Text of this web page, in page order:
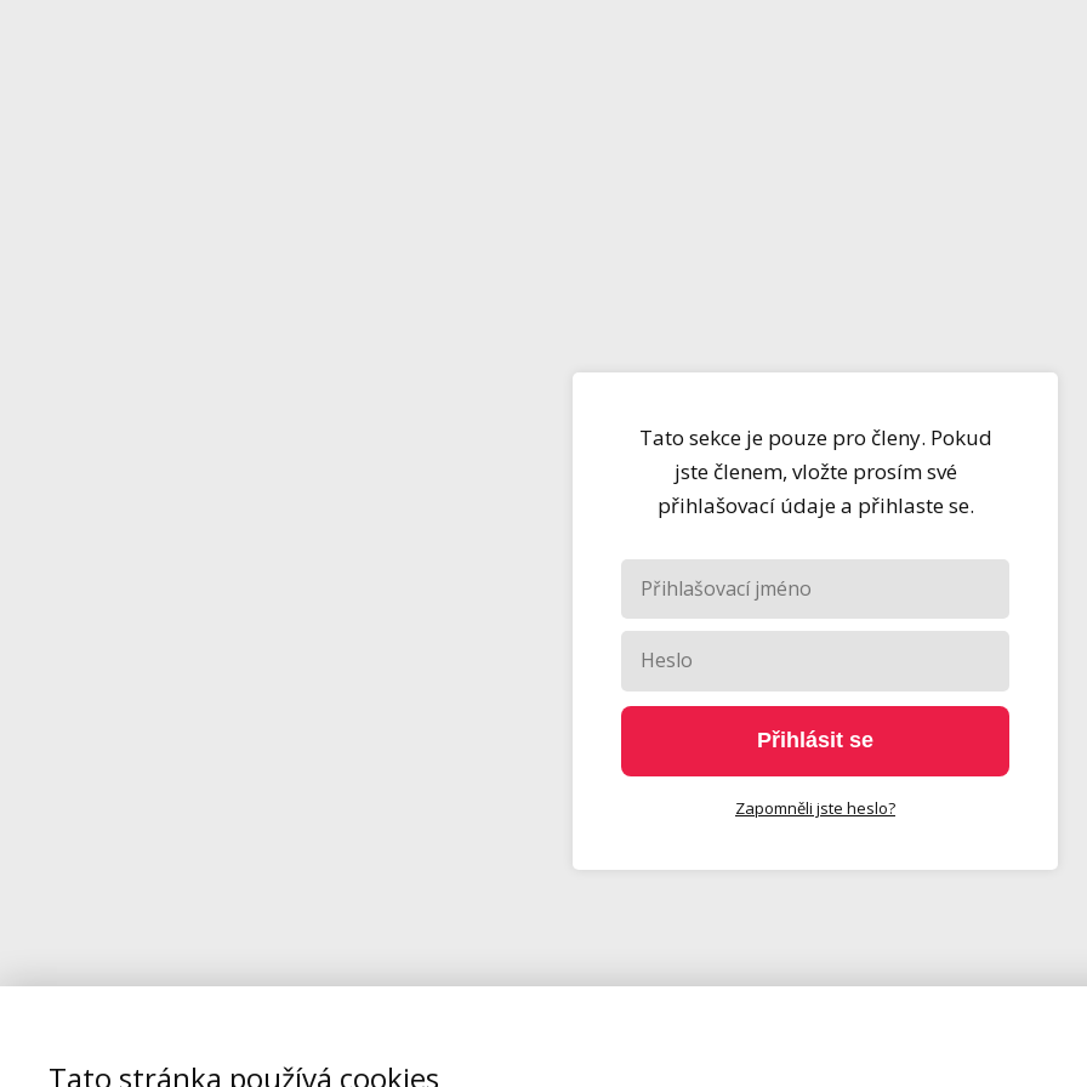
Tato sekce je pouze pro členy. Pokud
jste členem, vložte prosím své
přihlašovací údaje a přihlaste se.
Přihlásit se
Zapomněli jste heslo?
Tato stránka používá cookies